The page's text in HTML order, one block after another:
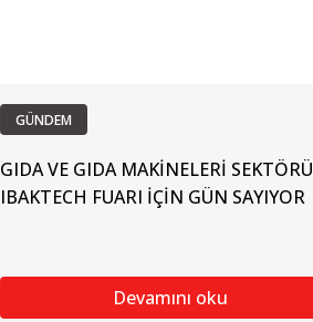
GÜNDEM
GIDA VE GIDA MAKİNELERİ SEKTÖRÜ
IBAKTECH FUARI İÇİN GÜN SAYIYOR
Devamını oku